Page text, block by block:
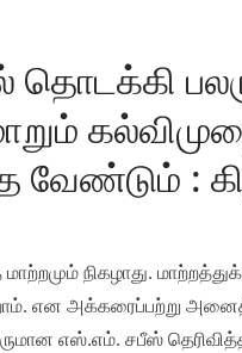
தொடக்கி
வேண்டும் :
மாற்றமும் நிகழாது.
என அக்கரைப்பற்று
எஸ்.எம். சபீஸ்